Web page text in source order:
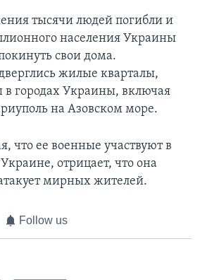
тысячи людей погибли и
населения Украины
свои дома.
жилые кварталы,
городах Украины, включая
на Азовском море.
что ее военные участвуют в
отрицает, что она
мирных жителей.
Follow us